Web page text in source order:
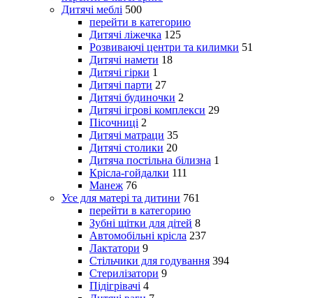
Дитячі меблі 500
перейти в категорию
Дитячі ліжечка 125
Розвиваючі центри та килимки 51
Дитячі намети 18
Дитячі гірки 1
Дитячі парти 27
Дитячі будиночки 2
Дитячі ігрові комплекси 29
Пісочниці 2
Дитячі матраци 35
Дитячі столики 20
Дитяча постільна білизна 1
Крісла-гойдалки 111
Манеж 76
Усе для матері та дитини 761
перейти в категорию
Зубні щітки для дітей 8
Автомобільні крісла 237
Лактатори 9
Стільчики для годування 394
Стерилізатори 9
Підігрівачі 4